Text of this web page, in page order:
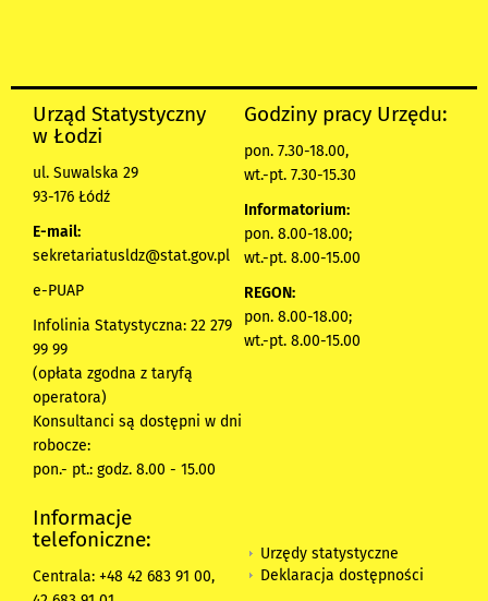
Urząd Statystyczny
w Łodzi
ul. Suwalska 29
93-176 Łódź
E-mail:
sekretariatusldz@stat.gov.pl
e-PUAP
Infolinia Statystyczna: 22 279
99 99
(opłata zgodna z taryfą
operatora)
Konsultanci są dostępni w dni
robocze:
pon.- pt.: godz. 8.00 - 15.00
Godziny pracy Urzędu:
pon. 7.30-18.00,
wt.-pt. 7.30-15.30
Informatorium:
pon. 8.00-18.00;
wt.-pt. 8.00-15.00
REGON:
pon. 8.00-18.00;
wt.-pt. 8.00-15.00
Informacje
telefoniczne:
Centrala: +48 42 683 91 00,
Urzędy statystyczne
Deklaracja dostępności